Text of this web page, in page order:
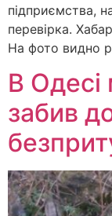
підприємства,
перевірка.
На фото видно
В Одесі
забив